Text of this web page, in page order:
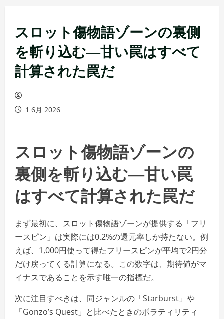
ー
スロット傷物語ゾーンの裏側
を斬り込む―甘い罠はすべて
計算された罠だ
1 6月 2026
スロット傷物語ゾーンの
裏側を斬り込む―甘い罠
はすべて計算された罠だ
まず最初に、スロット傷物語ゾーンが提供する「フリ
ースピン」は実際には0.2%の還元率しか持たない。例
えば、1,000円使って得たフリースピンが平均で2円分
だけ戻ってくる計算になる。この数字は、期待値がマ
イナスであることを示す唯一の指標だ。
次に注目すべきは、同ジ​​ャンルの「Starburst」や
「Gonzo’s Quest」と比べたときのボラティリティ